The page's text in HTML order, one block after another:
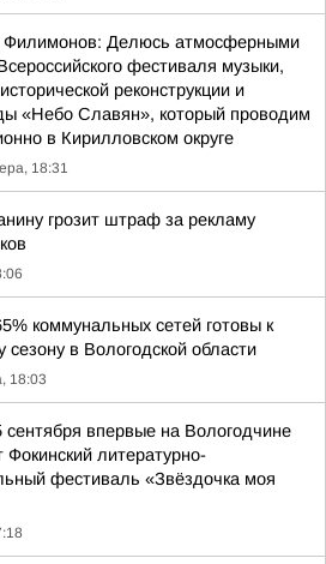
Филимонов: Делюсь атмосферными
фестиваля музыки,
реконструкции и
«Небо Славян», который проводим
в Кирилловском округе
18:31
грозит штраф за рекламу
коммунальных сетей готовы к
сезону в Вологодской области
18:03
сентября впервые на Вологодчине
Фокинский литературно-
фестиваль «Звёздочка моя